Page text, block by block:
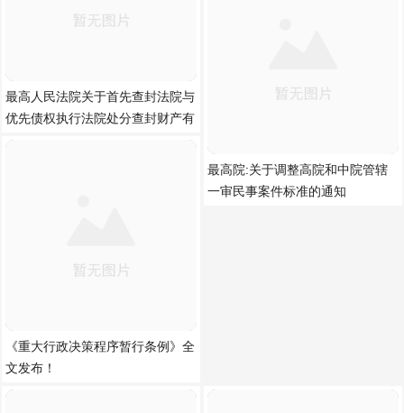
最高人民法院关于首先查封法院与
优先债权执行法院处分查封财产有
《重大行政决策程序暂行条例》全
文发布！
最高院:关于调整高院和中院管辖
一审民事案件标准的通知